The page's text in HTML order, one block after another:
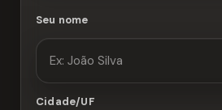
Seu nome
Cidade/UF